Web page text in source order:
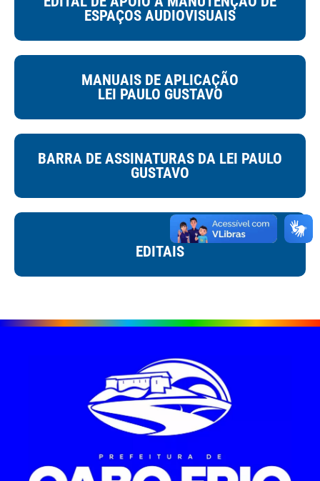
ESPAÇOS AUDIOVISUAIS
MANUAIS DE APLICAÇÃO
LEI PAULO GUSTAVO
BARRA DE ASSINATURAS DA LEI PAULO
GUSTAVO
EDITAIS